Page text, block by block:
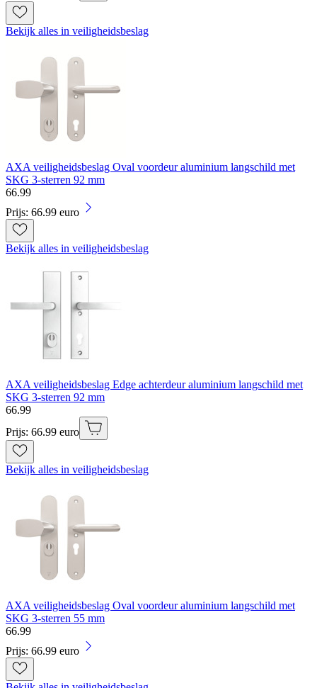
Bekijk alles in veiligheidsbeslag
AXA veiligheidsbeslag Oval voordeur aluminium langschild met
SKG 3-sterren 92 mm
66.99
Prijs: 66.99 euro
Bekijk alles in veiligheidsbeslag
AXA veiligheidsbeslag Edge achterdeur aluminium langschild met
SKG 3-sterren 92 mm
66.99
Prijs: 66.99 euro
Bekijk alles in veiligheidsbeslag
AXA veiligheidsbeslag Oval voordeur aluminium langschild met
SKG 3-sterren 55 mm
66.99
Prijs: 66.99 euro